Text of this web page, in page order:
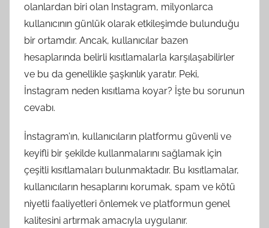
olanlardan biri olan Instagram, milyonlarca
kullanıcının günlük olarak etkileşimde bulunduğu
bir ortamdır. Ancak, kullanıcılar bazen
hesaplarında belirli kısıtlamalarla karşılaşabilirler
ve bu da genellikle şaşkınlık yaratır. Peki,
İnstagram neden kısıtlama koyar? İşte bu sorunun
cevabı.
İnstagram’ın, kullanıcıların platformu güvenli ve
keyifli bir şekilde kullanmalarını sağlamak için
çeşitli kısıtlamaları bulunmaktadır. Bu kısıtlamalar,
kullanıcıların hesaplarını korumak, spam ve kötü
niyetli faaliyetleri önlemek ve platformun genel
kalitesini artırmak amacıyla uygulanır.